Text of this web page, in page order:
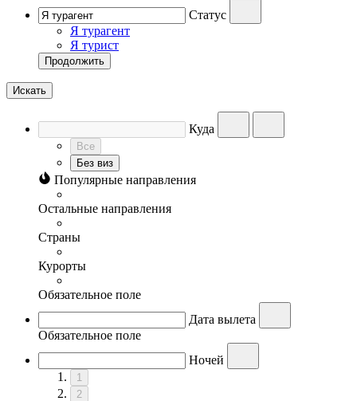
Статус
Я турагент
Я турист
Продолжить
Искать
Куда
Все
Без виз
Популярные направления
Остальные направления
Страны
Курорты
Обязательное поле
Дата вылета
Обязательное поле
Ночей
1
2